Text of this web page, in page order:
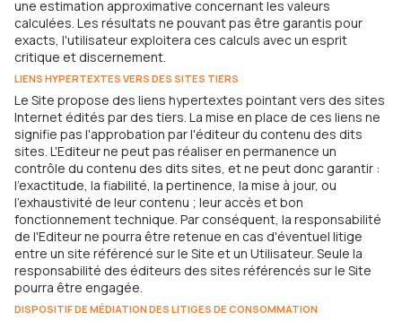
une estimation approximative concernant les valeurs
calculées. Les résultats ne pouvant pas être garantis pour
exacts, l'utilisateur exploitera ces calculs avec un esprit
critique et discernement.
LIENS HYPERTEXTES VERS DES SITES TIERS
Le Site propose des liens hypertextes pointant vers des sites
Internet édités par des tiers. La mise en place de ces liens ne
signifie pas l'approbation par l'éditeur du contenu des dits
sites. L'Editeur ne peut pas réaliser en permanence un
contrôle du contenu des dits sites, et ne peut donc garantir :
l'exactitude, la fiabilité, la pertinence, la mise à jour, ou
l'exhaustivité de leur contenu ; leur accès et bon
fonctionnement technique. Par conséquent, la responsabilité
de l'Editeur ne pourra être retenue en cas d'éventuel litige
entre un site référencé sur le Site et un Utilisateur. Seule la
responsabilité des éditeurs des sites référencés sur le Site
pourra être engagée.
DISPOSITIF DE MÉDIATION DES LITIGES DE CONSOMMATION